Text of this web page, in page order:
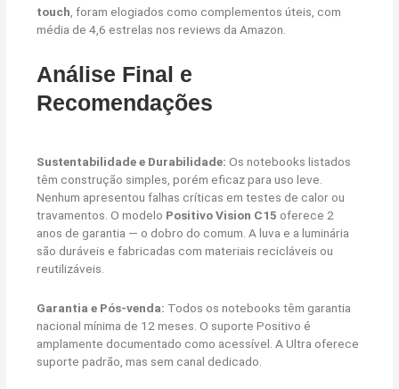
touch , foram elogiados como complementos úteis, com
média de 4,6 estrelas nos reviews da Amazon.
Análise Final e
Recomendações
Sustentabilidade e Durabilidade: Os notebooks listados
têm construção simples, porém eficaz para uso leve.
Nenhum apresentou falhas críticas em testes de calor ou
travamentos. O modelo Positivo Vision C15 oferece 2
anos de garantia — o dobro do comum. A luva e a luminária
são duráveis e fabricadas com materiais recicláveis ou
reutilizáveis.
Garantia e Pós-venda: Todos os notebooks têm garantia
nacional mínima de 12 meses. O suporte Positivo é
amplamente documentado como acessível. A Ultra oferece
suporte padrão, mas sem canal dedicado.